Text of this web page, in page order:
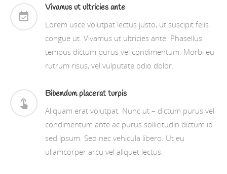
Vivamus ut ultricies ante
Lorem usce volutpat lectus justo, ut suscipit felis
congue ut. Vivamus ut ultricies ante. Phasellus
tempus dictum purus vel condimentum. Morbi eu
rutrum risus, vel vulputate odio dolor.
Bibendum placerat turpis
Aliquam erat volutpat. Nunc ut – dictum purus vel
condimentum ante ac purus sollicitudin dictum id
sed ipsum. Sed nec vehicula libero. Ut eu
ullamcorper arcu vel aliquet lectus.